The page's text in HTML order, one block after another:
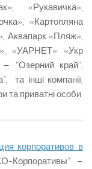
«Рукавичка»,
«Картопляна
Аквапарк «Пляж»,
«УАРНЕТ» «Укр
– “Озерний край”,
та інші компанії,
та приватні особи.
корпоративов в
Корпоративы” –